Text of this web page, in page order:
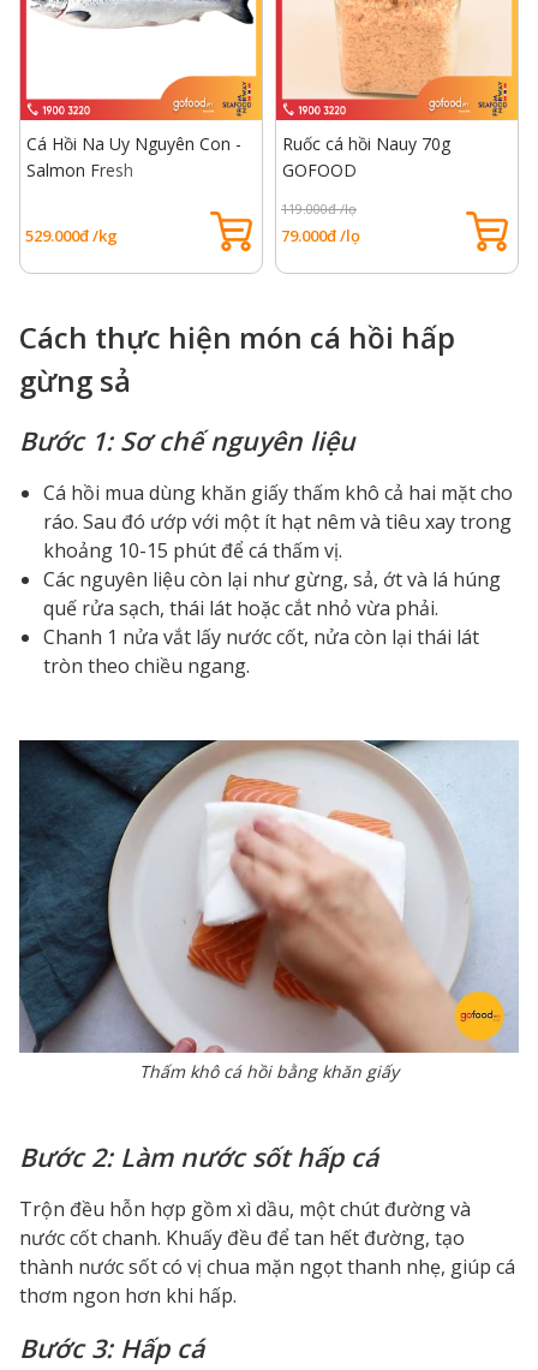
Cá Hồi Na Uy Nguyên Con -
Salmon Fresh
529.000đ /kg
Ruốc cá hồi Nauy 70g
GOFOOD
119.000đ /lọ
79.000đ /lọ
Cách thực hiện món cá hồi hấp
gừng sả
Bước 1: Sơ chế nguyên liệu
Cá hồi mua dùng khăn giấy thấm khô cả hai mặt cho
ráo. Sau đó ướp với một ít hạt nêm và tiêu xay trong
khoảng 10-15 phút để cá thấm vị.
Các nguyên liệu còn lại như gừng, sả, ớt và lá húng
quế rửa sạch, thái lát hoặc cắt nhỏ vừa phải.
Chanh 1 nửa vắt lấy nước cốt, nửa còn lại thái lát
tròn theo chiều ngang.
Thấm khô cá hồi bằng khăn giấy
Bước 2: Làm nước sốt hấp cá
Trộn đều hỗn hợp gồm xì dầu, một chút đường và
nước cốt chanh. Khuấy đều để tan hết đường, tạo
thành nước sốt có vị chua mặn ngọt thanh nhẹ, giúp cá
thơm ngon hơn khi hấp.
Bước 3: Hấp cá